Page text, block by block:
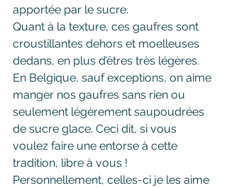
apportée par le sucre.
Quant à la texture, ces gaufres sont
croustillantes dehors et moelleuses
dedans, en plus d’êtres très légères.
En Belgique, sauf exceptions, on aime
manger nos gaufres sans rien ou
seulement légèrement saupoudrées
de sucre glace. Ceci dit, si vous
voulez faire une entorse à cette
tradition, libre à vous !
Personnellement, celles-ci je les aime